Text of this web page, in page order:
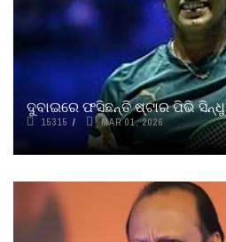
ଦୁବାଇରେ ଫସିଛନ୍ତି ଷ୍ଟାର ପିଭି ସିନ୍ଧୁ
15315 MAR 01, 2026